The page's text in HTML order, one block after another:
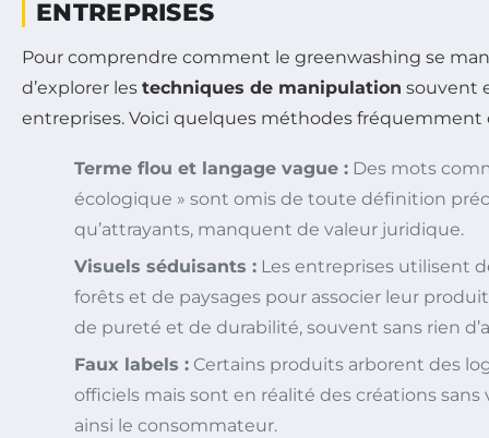
ENTREPRISES
Pour comprendre comment le greenwashing se
d’explorer les techniques de manipulation souvent
entreprises. Voici quelques méthodes fréquemment
Terme flou et langage vague : Des mots
écologique » sont omis de toute définition
qu’attrayants, manquent de valeur juridique.
Visuels séduisants : Les entreprises utilisent
forêts et de paysages pour associer leur
de pureté et de durabilité, souvent sans rien
Faux labels : Certains produits arborent des
officiels mais sont en réalité des créations
ainsi le consommateur.